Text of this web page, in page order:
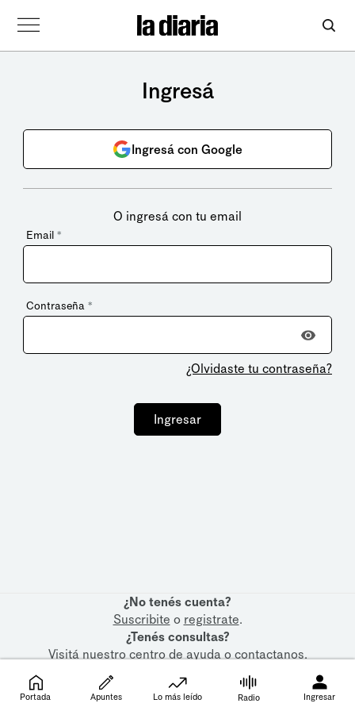
Ingresá
Ingresá con Google
O ingresá con tu email
Email *
Contraseña *
¿Olvidaste tu contraseña?
Ingresar
¿No tenés cuenta?
Suscribite o registrate.
¿Tenés consultas?
Visitá nuestrocentro de ayudaocontactanos.
Portada Apuntes Lo más leído Radio Ingresar